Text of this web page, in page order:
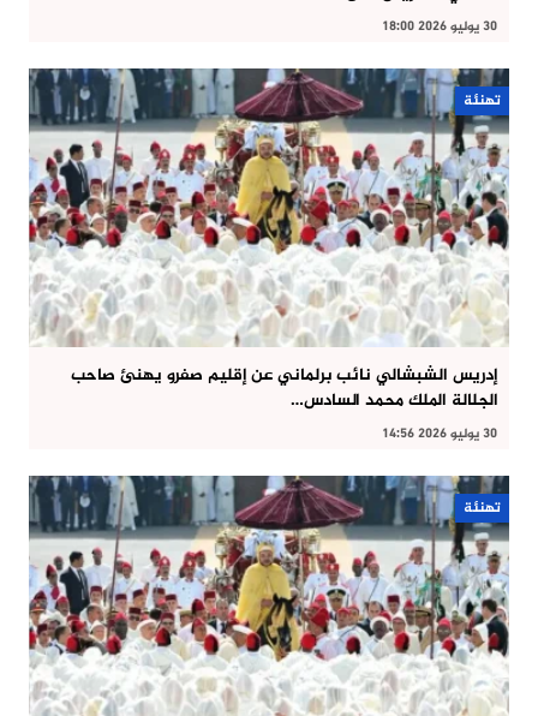
30 يوليو 2026 18:00
تهنئة
إدريس الشبشالي نائب برلماني عن إقليم صفرو يهنئ صاحب
الجلالة الملك محمد السادس…
30 يوليو 2026 14:56
تهنئة